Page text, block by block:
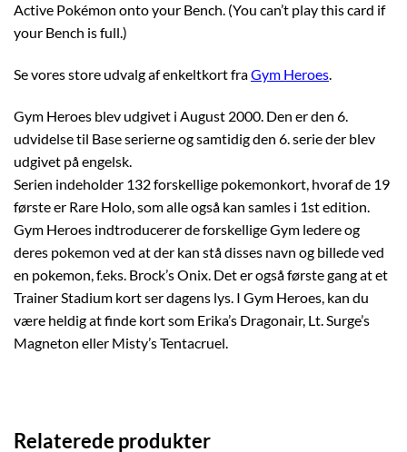
Active Pokémon onto your Bench. (You can’t play this card if
your Bench is full.)
Se vores store udvalg af enkeltkort fraGym Heroes.
Gym Heroes blev udgivet i August 2000. Den er den 6.
udvidelse til Base serierne og samtidig den 6. serie der blev
udgivet på engelsk.
Serien indeholder 132 forskellige pokemonkort, hvoraf de 19
første er Rare Holo, som alle også kan samles i 1st edition.
Gym Heroes indtroducerer de forskellige Gym ledere og
deres pokemon ved at der kan stå disses navn og billede ved
en pokemon, f.eks. Brock’s Onix. Det er også første gang at et
Trainer Stadium kort ser dagens lys. I Gym Heroes, kan du
være heldig at finde kort som Erika’s Dragonair, Lt. Surge’s
Magneton eller Misty’s Tentacruel.
Relaterede produkter